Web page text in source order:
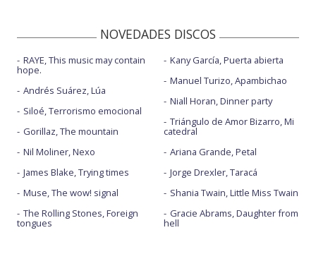
NOVEDADES DISCOS
RAYE, This music may contain
hope.
Andrés Suárez, Lúa
Siloé, Terrorismo emocional
Gorillaz, The mountain
Nil Moliner, Nexo
James Blake, Trying times
Muse, The wow! signal
The Rolling Stones, Foreign
tongues
Kany García, Puerta abierta
Manuel Turizo, Apambichao
Niall Horan, Dinner party
Triángulo de Amor Bizarro, Mi
catedral
Ariana Grande, Petal
Jorge Drexler, Taracá
Shania Twain, Little Miss Twain
Gracie Abrams, Daughter from
hell